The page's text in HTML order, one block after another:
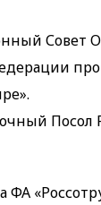
Совет
Посол